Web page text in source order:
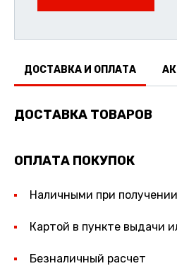
ДОСТАВКА И ОПЛАТА
ДОСТАВКА ТОВАРОВ
ОПЛАТА ПОКУПОК
Наличными при получении
Картой в пункте выдачи
Безналичный расчет